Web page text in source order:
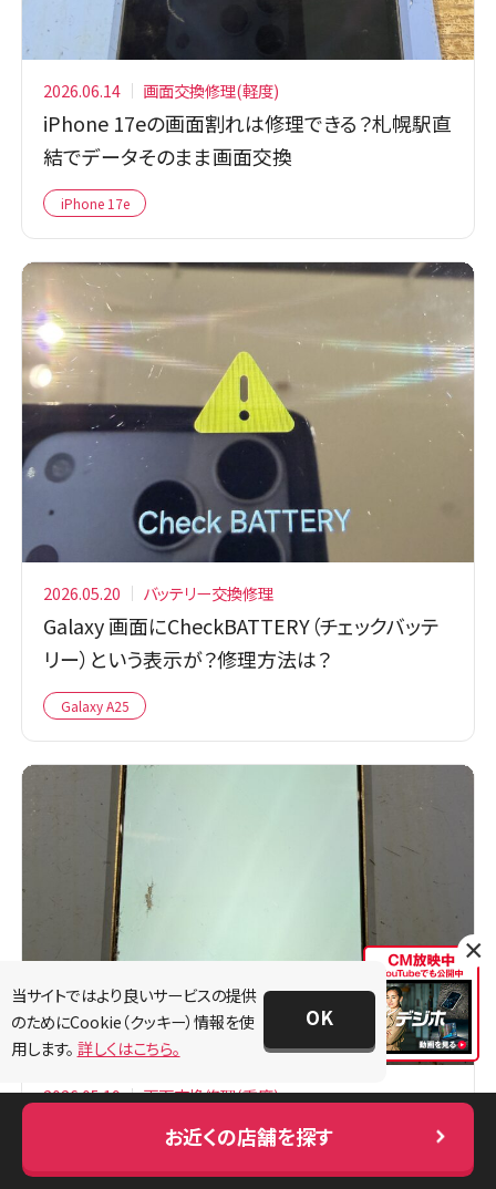
2026.06.14 画面交換修理(軽度)
iPhone 17eの画面割れは修理できる？札幌駅直
結でデータそのまま画面交換
iPhone 17e
2026.05.20 バッテリー交換修理
Galaxy 画面にCheckBATTERY（チェックバッテ
リー）という表示が？修理方法は？
Galaxy A25
2026.05.19 画面交換修理(重度)
Galaxy S25 Ultra 画面がチカチカ点滅する症状
お近くの店舗を探す
×
当サイトではより良いサービスの提供
のためにCookie（クッキー）情報を使
用します。 詳しくはこちら。
OK